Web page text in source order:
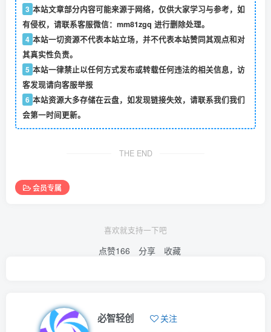
3 本站文章部分内容可能来源于网络，仅供大家学习与参考，如
有侵权，请联系客服微信：mm81zgq 进行删除处理。
4 本站一切资源不代表本站立场，并不代表本站赞同其观点和对
其真实性负责。
5 本站一律禁止以任何方式发布或转载任何违法的相关信息，访
客发现请向客服举报
6 本站资源大多存储在云盘，如发现链接失效，请联系我们我们
会第一时间更新。
THE END
会员专属
喜欢就支持一下吧
点赞166 分享 收藏
必智轻创 关注